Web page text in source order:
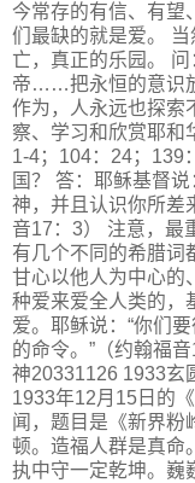
今常存的有信、有望
们最缺的就是爱。
亡，真正的乐园。
帝……把永恒的意识
作为，人永远也探索
察、学习和欣赏耶和
1-4；104：24；139
国？ 答：耶稣基督
神，并且认识你所差
音17：3） 注意，最
有几个不同的希腊词
甘心以他人为中心的
种爱来爱全人类的，
爱。耶稣说：“你们
的命令。”（约翰福
神20331126 1933玄
1933年12月15日的
闻，题目是《新界粉
顿。造福人群是真命
执中守一定乾坤。巍